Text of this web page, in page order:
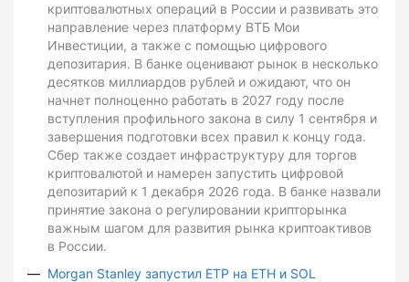
криптовалютных операций в России и развивать это
направление через платформу ВТБ Мои
Инвестиции, а также с помощью цифрового
депозитария. В банке оценивают рынок в несколько
десятков миллиардов рублей и ожидают, что он
начнет полноценно работать в 2027 году после
вступления профильного закона в силу 1 сентября и
завершения подготовки всех правил к концу года.
Сбер также создает инфраструктуру для торгов
криптовалютой и намерен запустить цифровой
депозитарий к 1 декабря 2026 года. В банке назвали
принятие закона о регулировании крипторынка
важным шагом для развития рынка криптоактивов
в России.
Morgan Stanley запустил ETP на ETH и SOL